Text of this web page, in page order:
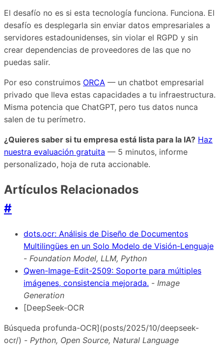
El desafío no es si esta tecnología funciona. Funciona. El
desafío es desplegarla sin enviar datos empresariales a
servidores estadounidenses, sin violar el RGPD y sin
crear dependencias de proveedores de las que no
puedas salir.
Por eso construimos ORCA — un chatbot empresarial
privado que lleva estas capacidades a tu infraestructura.
Misma potencia que ChatGPT, pero tus datos nunca
salen de tu perímetro.
¿Quieres saber si tu empresa está lista para la IA? Haz
nuestra evaluación gratuita — 5 minutos, informe
personalizado, hoja de ruta accionable.
Artículos Relacionados
#
dots.ocr: Análisis de Diseño de Documentos
Multilingües en un Solo Modelo de Visión-Lenguaje
- Foundation Model, LLM, Python
Qwen-Image-Edit-2509: Soporte para múltiples
imágenes, consistencia mejorada. - Image
Generation
[DeepSeek-OCR
Búsqueda profunda-OCR](posts/2025/10/deepseek-
ocr/) - Python, Open Source, Natural Language